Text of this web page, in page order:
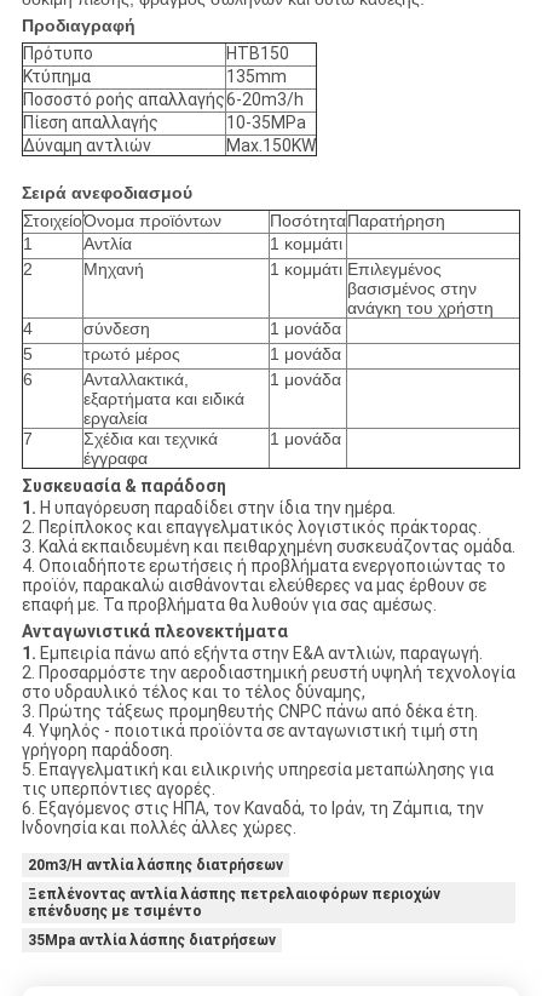
Προδιαγραφή
Πρότυπο
HTB150
Κτύπημα
135mm
Ποσοστό ροής απαλλαγής6-20m3/h
Πίεση απαλλαγής
10-35MPa
Δύναμη αντλιών
Max.150KW
Σειρά ανεφοδιασμού
ΣτοιχείοΌνομα προϊόντων ΠοσότηταΠαρατήρηση
1
Αντλία
1 κομμάτι
2
Μηχανή 1 κομμάτι Επιλεγμένος
βασισμένος στην
ανάγκη του χρήστη
4
σύνδεση
1 μονάδα
5
τρωτό μέρος
1 μονάδα
6
Ανταλλακτικά,
εξαρτήματα και ειδικά
εργαλεία
1 μονάδα
7
Σχέδια και τεχνικά
έγγραφα
1 μονάδα
Συσκευασία & παράδοση
1. Η υπαγόρευση παραδίδει στην ίδια την ημέρα.
2. Περίπλοκος και επαγγελματικός λογιστικός πράκτορας.
3. Καλά εκπαιδευμένη και πειθαρχημένη συσκευάζοντας ομάδα.
4. Οποιαδήποτε ερωτήσεις ή προβλήματα ενεργοποιώντας το
προϊόν, παρακαλώ αισθάνονται ελεύθερες να μας έρθουν σε
επαφή με. Τα προβλήματα θα λυθούν για σας αμέσως.
Ανταγωνιστικά πλεονεκτήματα
1. Εμπειρία πάνω από εξήντα στην Ε&Α αντλιών, παραγωγή.
2. Προσαρμόστε την αεροδιαστημική ρευστή υψηλή τεχνολογία
στο υδραυλικό τέλος και το τέλος δύναμης,
3. Πρώτης τάξεως προμηθευτής CNPC πάνω από δέκα έτη.
4. Υψηλός - ποιοτικά προϊόντα σε ανταγωνιστική τιμή στη
γρήγορη παράδοση.
5. Επαγγελματική και ειλικρινής υπηρεσία μεταπώλησης για
τις υπερπόντιες αγορές.
6. Εξαγόμενος στις ΗΠΑ, τον Καναδά, το Ιράν, τη Ζάμπια, την
Ινδονησία και πολλές άλλες χώρες.
20m3/H αντλία λάσπης διατρήσεων
Ξεπλένοντας αντλία λάσπης πετρελαιοφόρων περιοχών
επένδυσης με τσιμέντο
35Mpa αντλία λάσπης διατρήσεων